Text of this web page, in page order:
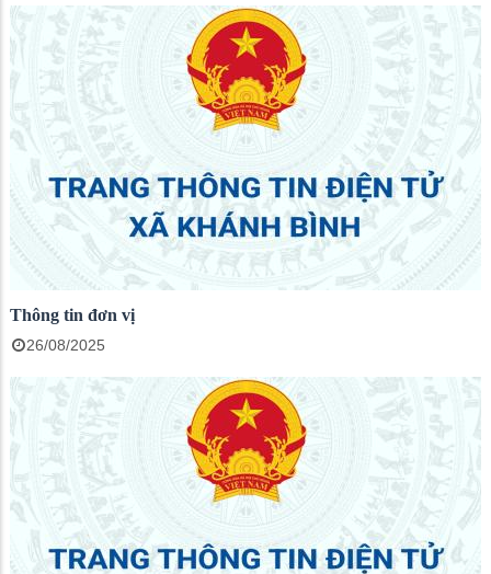
Thông tin đơn vị
26/08/2025